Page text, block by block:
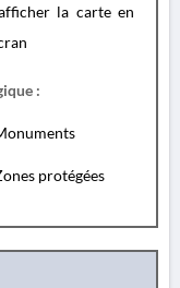
la carte en
:
protégées